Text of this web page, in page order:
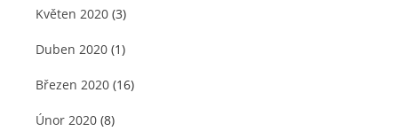
Květen 2020 (3)
Duben 2020 (1)
Březen 2020 (16)
Únor 2020 (8)